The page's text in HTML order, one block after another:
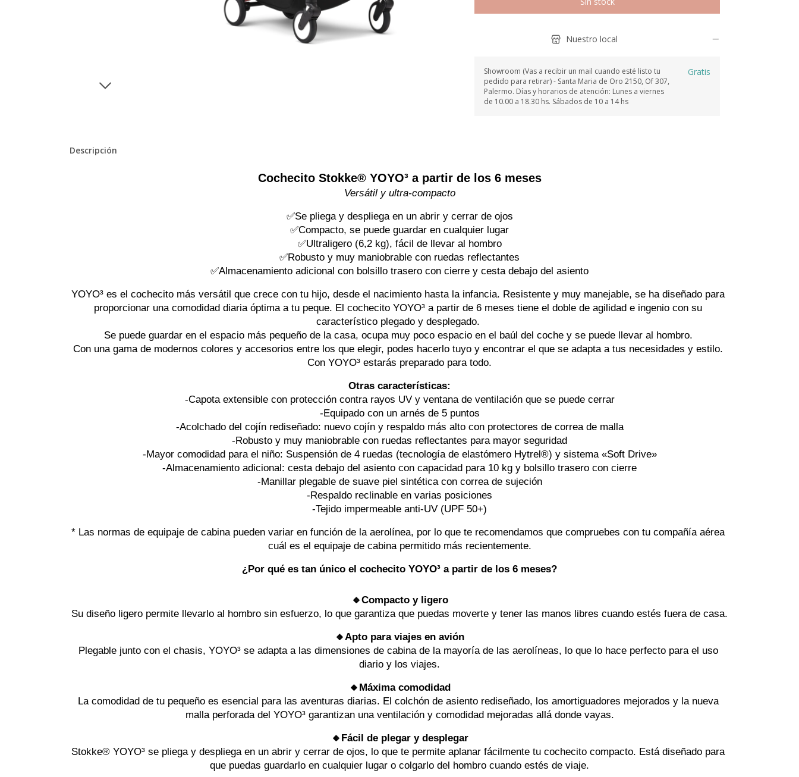
Nuestro local
Showroom (Vas a recibir un mail cuando esté listo tu
pedido para retirar) - Santa Maria de Oro 2150, Of 307,
Palermo. Días y horarios de atención: Lunes a viernes
de 10.00 a 18.30 hs. Sábados de 10 a 14 hs
Gratis
Descripción
Cochecito Stokke® YOYO³ a partir de los 6 meses
Versátil y ultra-compacto
✅Se pliega y despliega en un abrir y cerrar de ojos
✅Compacto, se puede guardar en cualquier lugar
✅Ultraligero (6,2 kg), fácil de llevar al hombro
✅Robusto y muy maniobrable con ruedas reflectantes
✅Almacenamiento adicional con bolsillo trasero con cierre y cesta debajo del asiento
YOYO³ es el cochecito más versátil que crece con tu hijo, desde el nacimiento hasta la infancia. Resistente y muy manejable, se ha diseñado para
proporcionar una comodidad diaria óptima a tu peque. El cochecito YOYO³ a partir de 6 meses tiene el doble de agilidad e ingenio con su
característico plegado y desplegado.
Se puede guardar en el espacio más pequeño de la casa, ocupa muy poco espacio en el baúl del coche y se puede llevar al hombro.
Con una gama de modernos colores y accesorios entre los que elegir, podes hacerlo tuyo y encontrar el que se adapta a tus necesidades y estilo.
Con YOYO³ estarás preparado para todo.
Otras características:
-Capota extensible con protección contra rayos UV y ventana de ventilación que se puede cerrar
-Equipado con un arnés de 5 puntos
-Acolchado del cojín rediseñado: nuevo cojín y respaldo más alto con protectores de correa de malla
-Robusto y muy maniobrable con ruedas reflectantes para mayor seguridad
-Mayor comodidad para el niño: Suspensión de 4 ruedas (tecnología de elastómero Hytrel®) y sistema «Soft Drive»
-Almacenamiento adicional: cesta debajo del asiento con capacidad para 10 kg y bolsillo trasero con cierre
-Manillar plegable de suave piel sintética con correa de sujeción
-Respaldo reclinable en varias posiciones
-Tejido impermeable anti-UV (UPF 50+)
* Las normas de equipaje de cabina pueden variar en función de la aerolínea, por lo que te recomendamos que compruebes con tu compañía aérea
cuál es el equipaje de cabina permitido más recientemente.
¿Por qué es tan único el cochecito YOYO³ a partir de los 6 meses?
🔸Compacto y ligero
Su diseño ligero permite llevarlo al hombro sin esfuerzo, lo que garantiza que puedas moverte y tener las manos libres cuando estés fuera de casa.
🔸Apto para viajes en avión
Plegable junto con el chasis, YOYO³ se adapta a las dimensiones de cabina de la mayoría de las aerolíneas, lo que lo hace perfecto para el uso
diario y los viajes.
🔸Máxima comodidad
La comodidad de tu pequeño es esencial para las aventuras diarias. El colchón de asiento rediseñado, los amortiguadores mejorados y la nueva
malla perforada del YOYO³ garantizan una ventilación y comodidad mejoradas allá donde vayas.
🔸Fácil de plegar y desplegar
Stokke® YOYO³ se pliega y despliega en un abrir y cerrar de ojos, lo que te permite aplanar fácilmente tu cochecito compacto. Está diseñado para
que puedas guardarlo en cualquier lugar o colgarlo del hombro cuando estés de viaje.